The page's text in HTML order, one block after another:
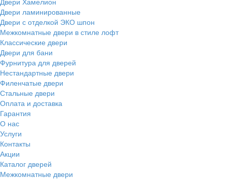
Двери ламинированные
Двери с отделкой ЭКО шпон
Межкомнатные двери в стиле лофт
Классические двери
Двери для бани
Фурнитура для дверей
Нестандартные двери
Филенчатые двери
Стальные двери
Оплата и доставка
Гарантия
О нас
Услуги
Контакты
Акции
Каталог дверей
Межкомнатные двери